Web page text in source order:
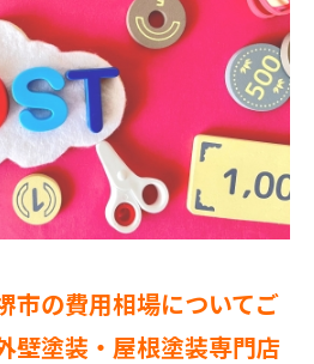
初めての方へ
会社案内
市の費用相場についてご
壁塗装・屋根塗装専門店